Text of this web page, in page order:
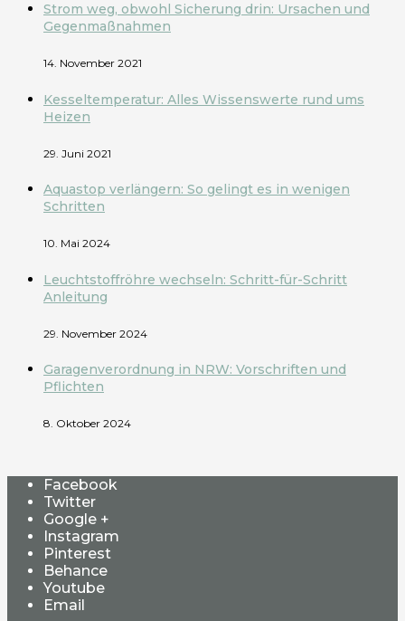
Strom weg, obwohl Sicherung drin: Ursachen und
Gegenmaßnahmen
14. November 2021
Kesseltemperatur: Alles Wissenswerte rund ums
Heizen
29. Juni 2021
Aquastop verlängern: So gelingt es in wenigen
Schritten
10. Mai 2024
Leuchtstoffröhre wechseln: Schritt-für-Schritt
Anleitung
29. November 2024
Garagenverordnung in NRW: Vorschriften und
Pflichten
8. Oktober 2024
Facebook
Twitter
Google +
Instagram
Pinterest
Behance
Youtube
Email